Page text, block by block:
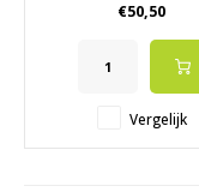
✔️ Geeft 'leven' in je
✔️ Zonder siliconen
parabenen
✔️ Géén synthetische
€50,50
Vergelijk